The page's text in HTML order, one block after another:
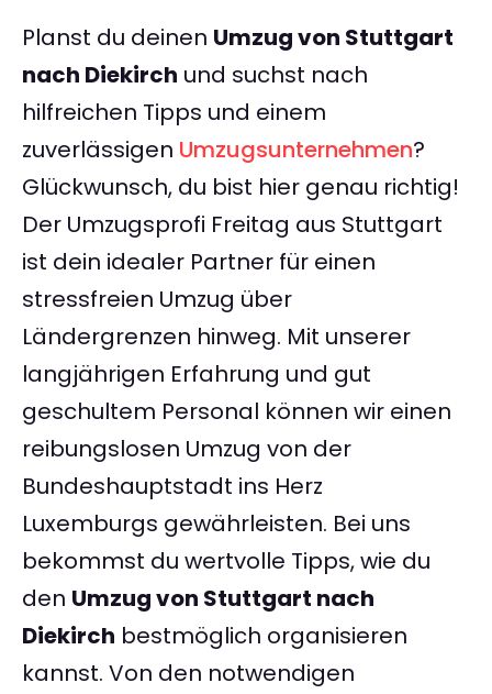
Planst du deinen Umzug von Stuttgart
nach Diekirch und suchst nach
hilfreichen Tipps und einem
zuverlässigen Umzugsunternehmen?
Glückwunsch, du bist hier genau richtig!
Der Umzugsprofi Freitag aus Stuttgart
ist dein idealer Partner für einen
stressfreien Umzug über
Ländergrenzen hinweg. Mit unserer
langjährigen Erfahrung und gut
geschultem Personal können wir einen
reibungslosen Umzug von der
Bundeshauptstadt ins Herz
Luxemburgs gewährleisten. Bei uns
bekommst du wertvolle Tipps, wie du
den Umzug von Stuttgart nach
Diekirch bestmöglich organisieren
kannst. Von den notwendigen